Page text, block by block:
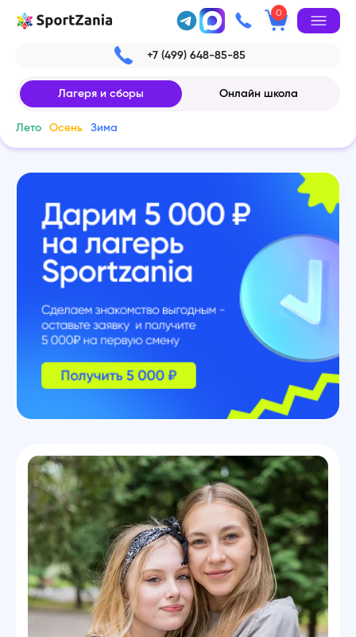
0
+7 (499) 648-85-85
Лагеря и сборы Онлайн школа
Лето Осень Зима